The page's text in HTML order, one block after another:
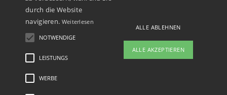
Rechtliche Hinweise
durch die Website
navigieren. Weiterlesen
NOTWENDIGE
LEISTUNGS
WERBE
ALLE ABLEHNEN
ALLE AKZEPTIEREN
Ja, ich möchte weniger
bezahlen
Nein danke, ich möchte mehr bezahlen.